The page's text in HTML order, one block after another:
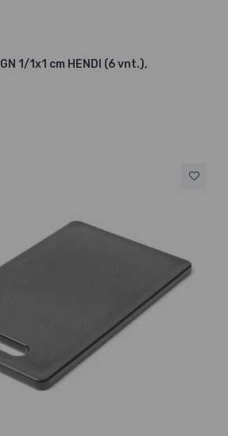
1/1x1 cm HENDI (6 vnt.),